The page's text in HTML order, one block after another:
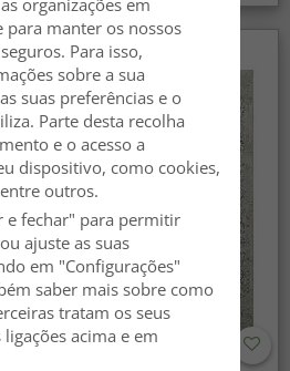
para manter os nossos
Para isso,
sobre a sua
suas preferências e o
Parte desta recolha
e o acesso a
dispositivo, como cookies,
outros.
e fechar" para permitir
ajuste as suas
em "Configurações"
saber mais sobre como
tratam os seus
acima e em